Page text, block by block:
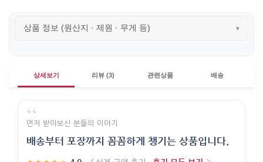
상품 정보 (원산지 · 제원 · 무게 등) ▾
상세보기 리뷰 (3) 관련상품 배송
“
먼저 받아보신 분들의 이야기
배송부터 포장까지 꼼꼼하게 챙기는 상품입니다.